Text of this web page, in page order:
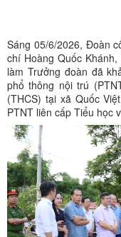
Sáng 05/6/2026, Đoàn
chí Hoàng Quốc
làm Trưởng đoàn đã
phổ thông nội trú
(THCS) tại xã Quốc
PTNT liên cấp Tiểu học